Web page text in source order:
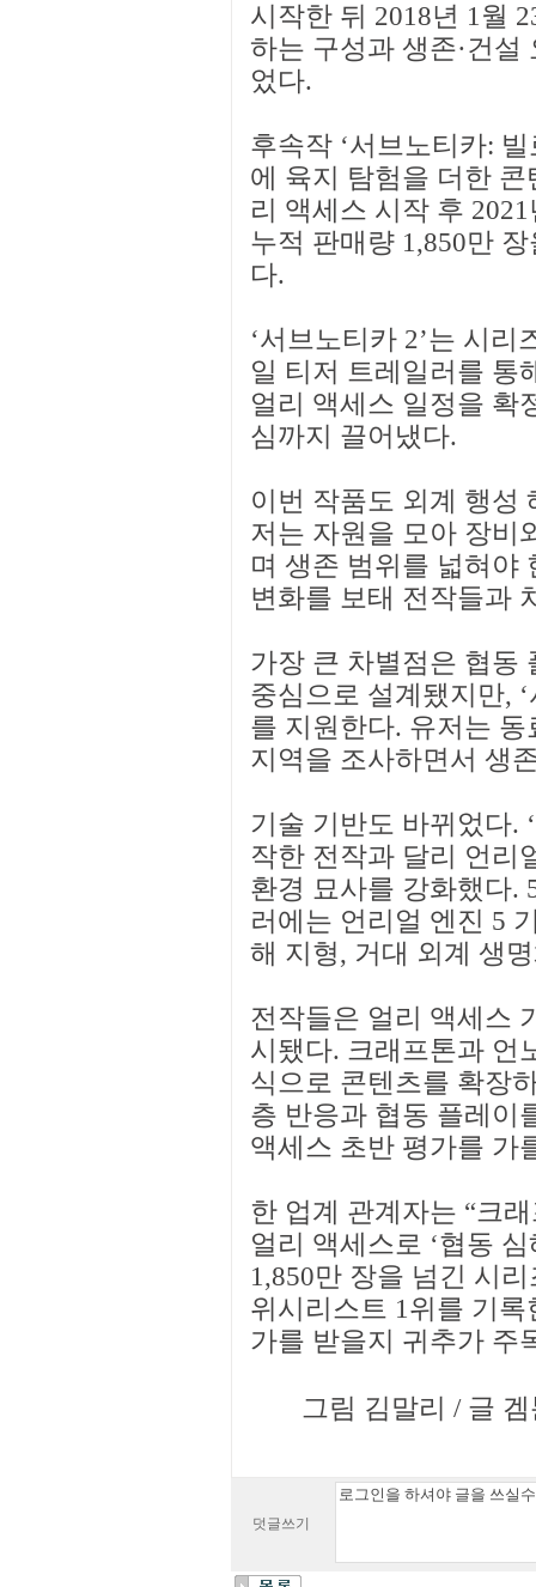
시작한 뒤 2018년 1월
하는 구성과 생존·건
었다.
후속작 ‘서브노티카:
에 육지 탐험을 더한
리 액세스 시작 후
누적 판매량 1,850만
다.
‘서브노티카 2’는 시리
일 티저 트레일러를 통
얼리 액세스 일정을 확
심까지 끌어냈다.
이번 작품도 외계 행성
저는 자원을 모아 장비
며 생존 범위를 넓혀야
변화를 보태 전작들과
가장 큰 차별점은 협동
중심으로 설계됐지만,
를 지원한다. 유저는
지역을 조사하면서 생
기술 기반도 바뀌었다.
작한 전작과 달리 언리
환경 묘사를 강화했다.
러에는 언리얼 엔진 5
해 지형, 거대 외계 생
전작들은 얼리 액세스
시됐다. 크래프톤과 언
식으로 콘텐츠를 확장
층 반응과 협동 플레이
액세스 초반 평가를 가
한 업계 관계자는 “크
얼리 액세스로 ‘협동
1,850만 장을 넘긴 시
위시리스트 1위를 기
가를 받을지 귀추가 주
그림 김말리 / 글 겜
덧글쓰기